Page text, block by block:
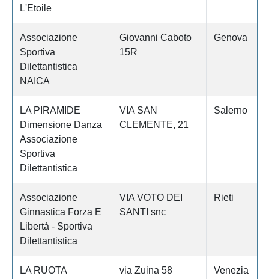
L'Etoile
Associazione
Sportiva
Dilettantistica
NAICA
Giovanni Caboto
15R
Genova
LA PIRAMIDE
Dimensione Danza
Associazione
Sportiva
Dilettantistica
VIA SAN
CLEMENTE, 21
Salerno
Associazione
Ginnastica Forza E
Libertà - Sportiva
Dilettantistica
VIA VOTO DEI
SANTI snc
Rieti
LA RUOTA via Zuina 58 Venezia